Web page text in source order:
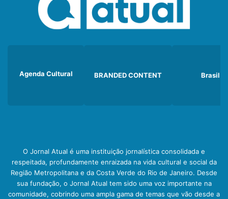
Agenda Cultural BRANDED CONTENT Brasil
O Jornal Atual é uma instituição jornalística consolidada e
respeitada, profundamente enraizada na vida cultural e social da
Região Metropolitana e da Costa Verde do Rio de Janeiro. Desde
sua fundação, o Jornal Atual tem sido uma voz importante na
comunidade, cobrindo uma ampla gama de temas que vão desde a